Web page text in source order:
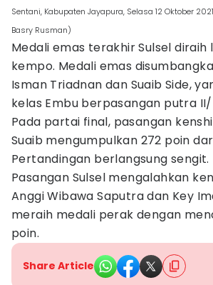
Sentani, Kabupaten Jayapura, Selasa 12 Oktober 2021.
Basry Rusman)
Medali emas terakhir Sulsel
kempo. Medali emas
Isman Triadnan dan Suaib Side,
kelas Embu berpasangan putra II/
Pada partai final, pasangan
Suaib mengumpulkan 272 poin
Pertandingan berlangsung sengit.
Pasangan Sulsel mengalahkan
Anggi Wibawa Saputra dan Key
meraih medali perak dengan
poin.
Share Article